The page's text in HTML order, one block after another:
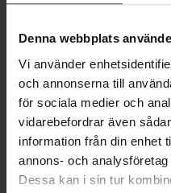
Denna webbplats
Vi använder
och annonserna till
för sociala medier och
vidarebefordrar även
information från din enhet
annons- och
Dessa kan i sin tur
huden.
Vi har också lagt till
- mandarinextrakt,
torr hud,
- hallonextrakt, som
stimulerar förnyelse.
elasticitet och